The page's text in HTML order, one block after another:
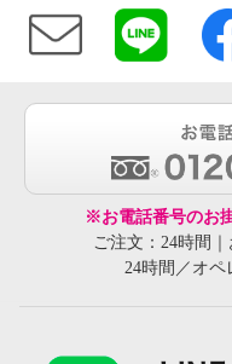
※お電話番号のお
ご注文：24時間
24時間／オペ